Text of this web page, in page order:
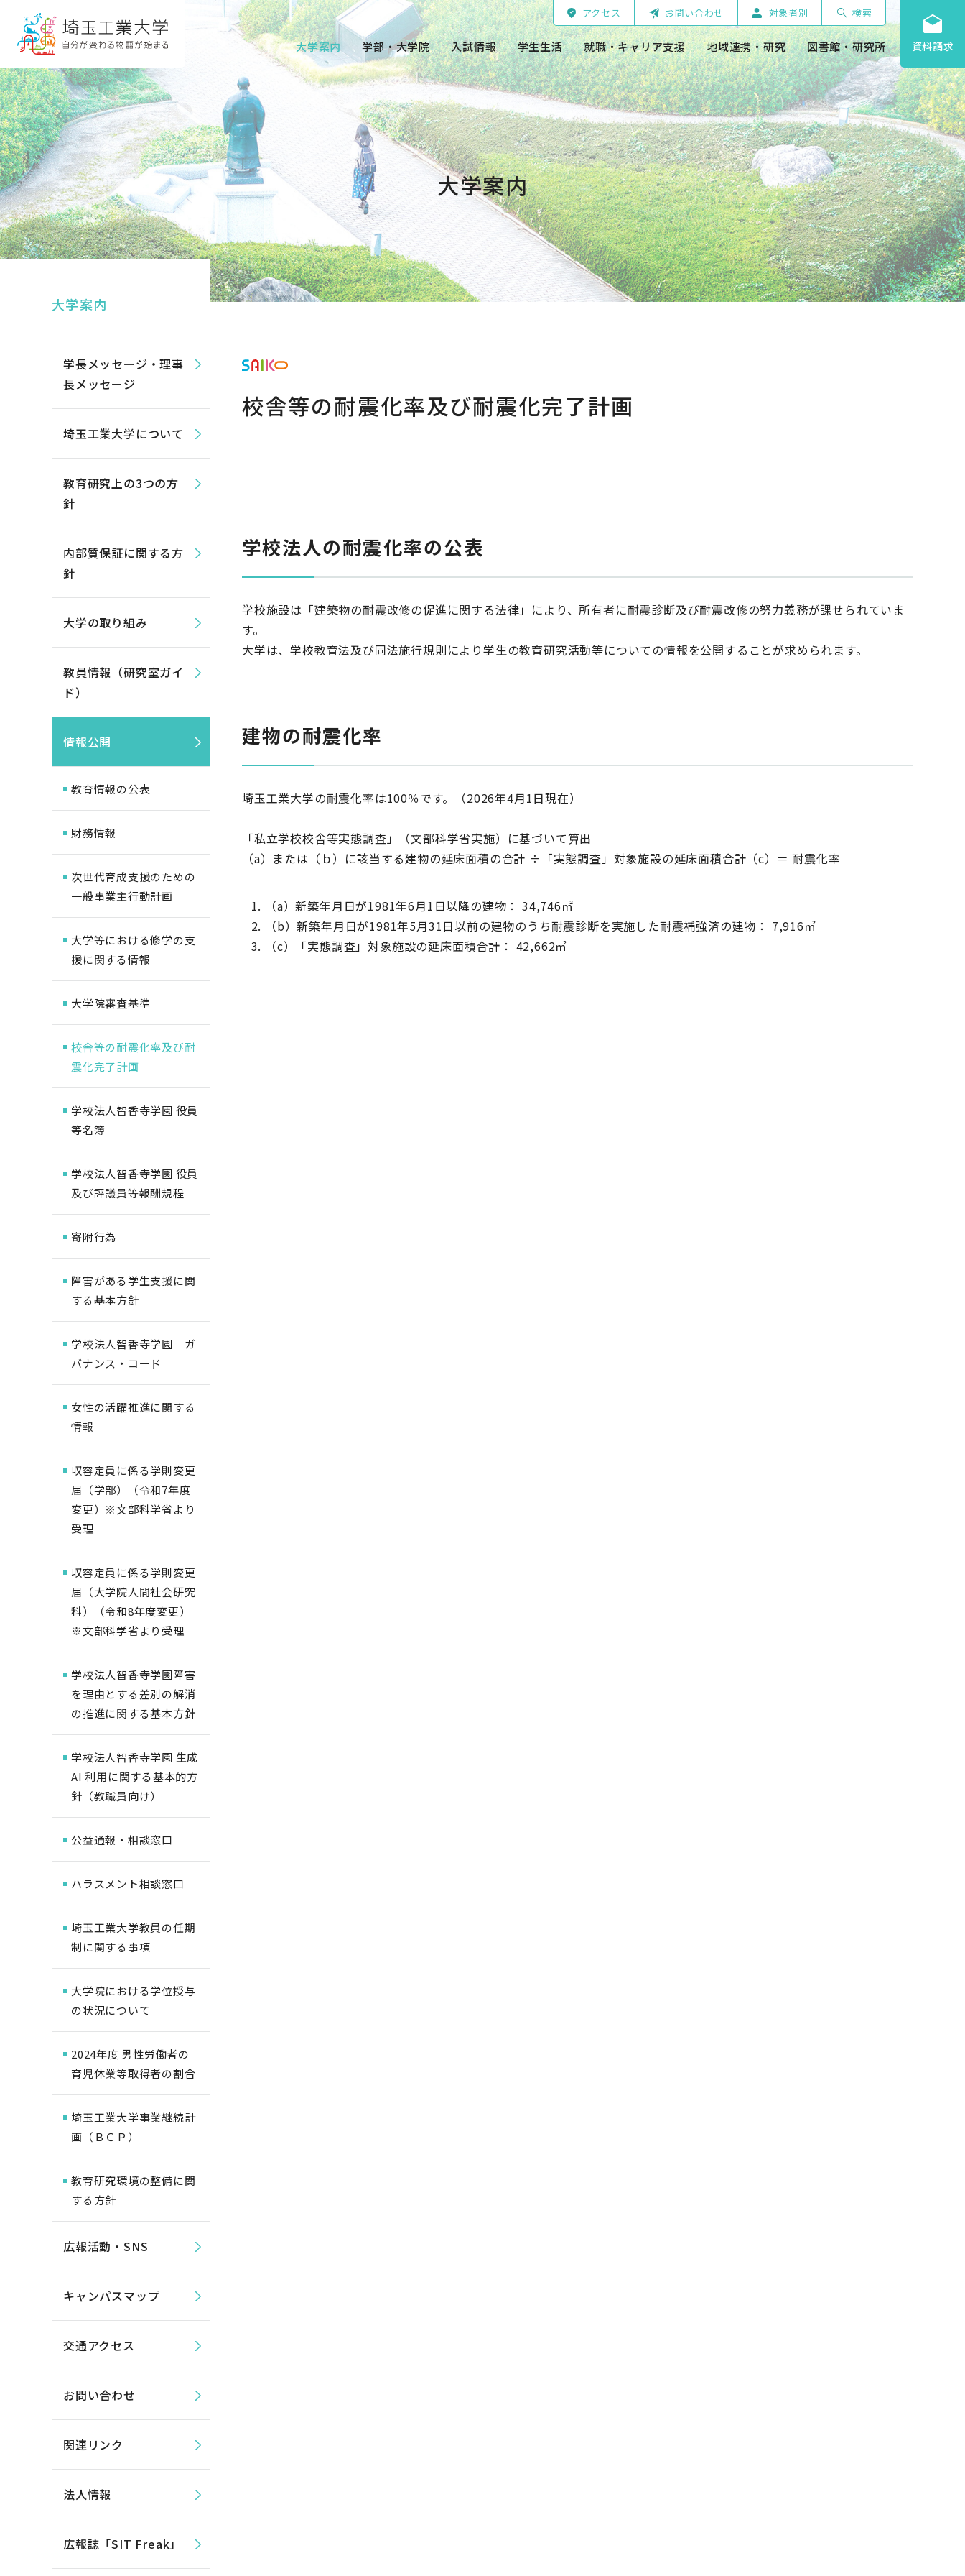
バ
ル
ナ
ビ
ゲ
ー
シ
ョ
ン
へ
ル
ナ
ビ
ゲ
ー
シ
ョ
ン
へ
ー
へ
アクセス お問い合わせ 対象者別 検索
大学案内 学部・大学院 入試情報 学生生活 就職・キャリア支援 地域連携・研究 図書館・研究所 資料請求
大学案内
校舎等の耐震化率及び耐震化完了計画
学校法人の耐震化率の公表
学校施設は「建築物の耐震改修の促進に関する法律」により、所有者に耐震診断及び耐震改修の努力義務が課せられていま
す。
大学は、学校教育法及び同法施行規則により学生の教育研究活動等についての情報を公開することが求められます。
建物の耐震化率
埼玉工業大学の耐震化率は100％です。（2026年4月1日現在）
「私立学校校舎等実態調査」（文部科学省実施）に基づいて算出
（a）または（ｂ）に該当する建物の延床面積の合計 ÷「実態調査」対象施設の延床面積合計（c）＝ 耐震化率
（a）新築年月日が1981年6月1日以降の建物： 34,746㎡
（b）新築年月日が1981年5月31日以前の建物のうち耐震診断を実施した耐震補強済の建物： 7,916㎡
（c）「実態調査」対象施設の延床面積合計： 42,662㎡
大学案内
学長メッセージ・理事
長メッセージ
埼玉工業大学について
教育研究上の3つの方
針
内部質保証に関する方
針
大学の取り組み
教員情報（研究室ガイ
ド）
情報公開
教育情報の公表
財務情報
次世代育成支援のための
一般事業主行動計画
大学等における修学の支
援に関する情報
大学院審査基準
校舎等の耐震化率及び耐
震化完了計画
学校法人智香寺学園 役員
等名簿
学校法人智香寺学園 役員
及び評議員等報酬規程
寄附行為
障害がある学生支援に関
する基本方針
学校法人智香寺学園 ガ
バナンス・コード
女性の活躍推進に関する
情報
収容定員に係る学則変更
届（学部）（令和7年度
変更）※文部科学省より
受理
収容定員に係る学則変更
届（大学院人間社会研究
科）（令和8年度変更）
※文部科学省より受理
学校法人智香寺学園障害
を理由とする差別の解消
の推進に関する基本方針
学校法人智香寺学園 生成
AI 利用に関する基本的方
針（教職員向け）
公益通報・相談窓口
ハラスメント相談窓口
埼玉工業大学教員の任期
制に関する事項
大学院における学位授与
の状況について
2024年度 男性労働者の
育児休業等取得者の割合
埼玉工業大学事業継続計
画（ＢＣＰ）
教育研究環境の整備に関
する⽅針
広報活動・SNS
キャンパスマップ
交通アクセス
お問い合わせ
関連リンク
法人情報
広報誌「SIT Freak」